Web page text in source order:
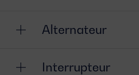
Alternateur
Interrupteur